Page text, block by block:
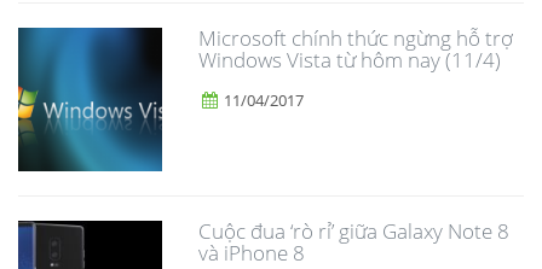
Microsoft chính thức ngừng hỗ trợ
Windows Vista từ hôm nay (11/4)
11/04/2017
​Cuộc đua ‘rò rỉ’ giữa Galaxy Note 8
và iPhone 8